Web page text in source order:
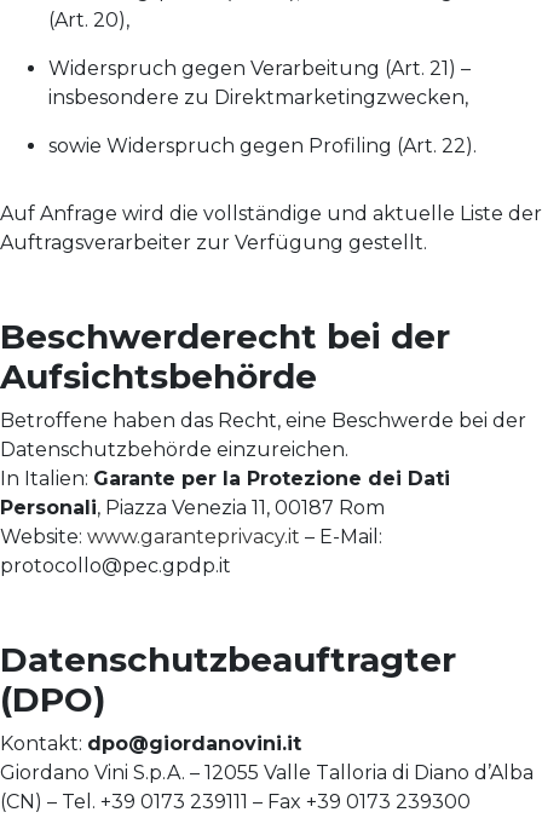
(Art. 20),
Widerspruch gegen Verarbeitung (Art. 21) –
insbesondere zu Direktmarketingzwecken,
sowie Widerspruch gegen Profiling (Art. 22).
Auf Anfrage wird die vollständige und aktuelle Liste der
Auftragsverarbeiter zur Verfügung gestellt.
Beschwerderecht bei der
Aufsichtsbehörde
Betroffene haben das Recht, eine Beschwerde bei der
Datenschutzbehörde einzureichen.
In Italien: Garante per la Protezione dei Dati
Personali, Piazza Venezia 11, 00187 Rom
Website: www.garanteprivacy.it – E-Mail:
protocollo@pec.gpdp.it
Datenschutzbeauftragter
(DPO)
Kontakt: dpo@giordanovini.it
Giordano Vini S.p.A. – 12055 Valle Talloria di Diano d’Alba
(CN) – Tel. +39 0173 239111 – Fax +39 0173 239300